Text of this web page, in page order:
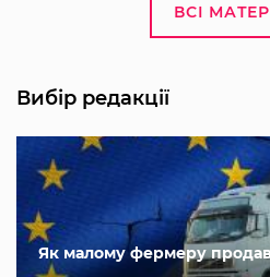
ВСІ
Вибір редакції
Як малому фермеру